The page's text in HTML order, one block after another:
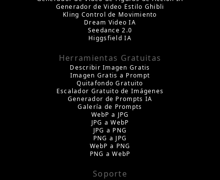
Generador de Video Estilo Ghibli
Kling Control de Movimiento
Dream Video IA
Seedance 2.0
Higgsfield IA
Herramientas Gratuitas
Describir Imagen Gratis
Imagen Gratis a Prompt
Quitafondo Gratuito
Escalador Gratuito de Imágenes
Generador de Prompts IA
Galería de Prompts
WebP a JPG
JPG a WebP
JPG a PNG
PNG a JPG
WebP a PNG
PNG a WebP
Soporte